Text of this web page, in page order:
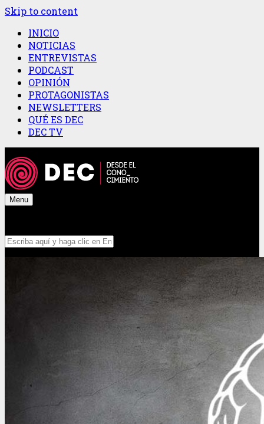
Skip to content
INICIO
NOTICIAS
ENTREVISTAS
PODCAST
OPINIÓN
PROTAGONISTAS
NEWSLETTERS
QUÉ ES DEC
DEC TV
Menu